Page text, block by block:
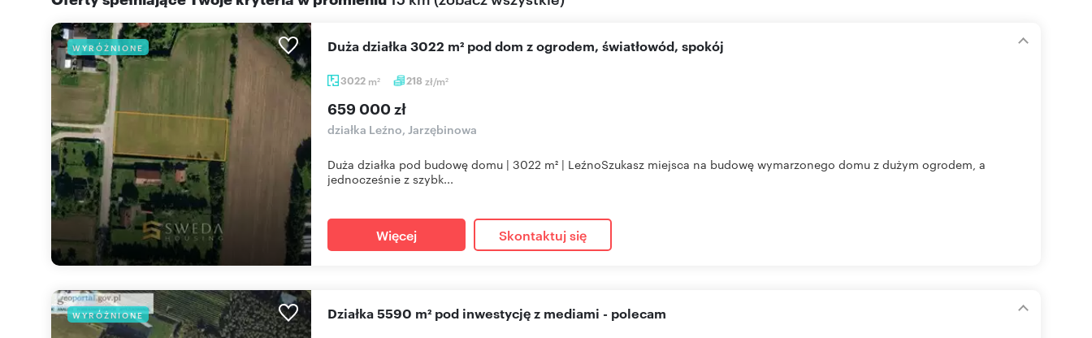
WYRÓŻNIONE
3022 m2 218 zł/m2
Duża działka 3022 m² pod dom z ogrodem, światłowód, spokój
659 000 zł
działka Leźno, Jarzębinowa
Duża działka pod budowę domu | 3022 m² | LeźnoSzukasz miejsca na budowę wymarzonego domu z dużym ogrodem, a
jednocześnie z szybk...
Więcej Skontaktuj się
WYRÓŻNIONE Działka 5590 m² pod inwestycję z mediami - polecam